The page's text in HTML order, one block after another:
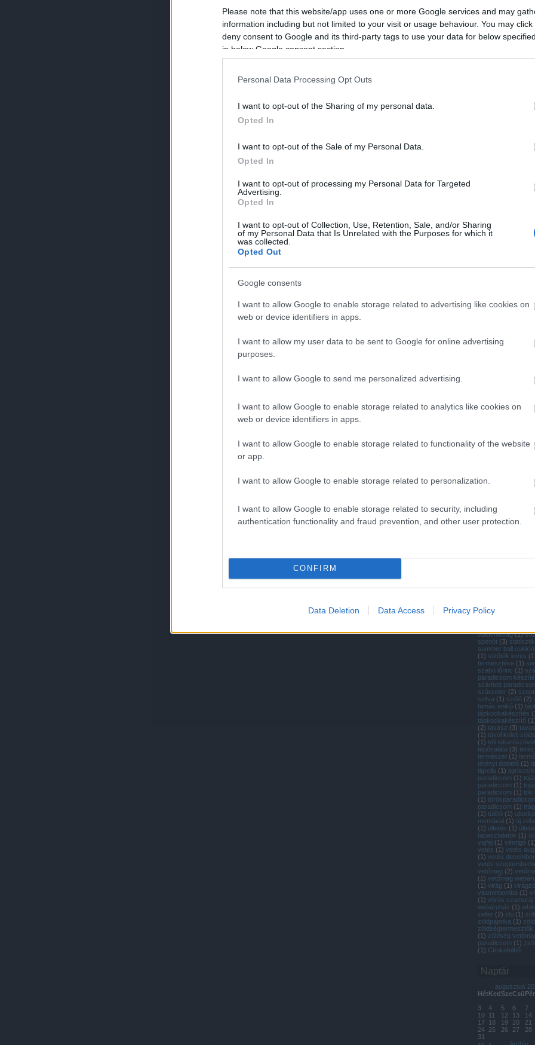
Please note that this website/app uses one or more Google services and may
information including but not limited to your visit or usage behaviour. You may
deny consent to Google and its third-party tags to use your data for below
in below Google consent section.
Personal Data Processing Opt Outs
I want to opt-out of the Sharing of my personal data.
Opted In
I want to opt-out of the Sale of my Personal Data.
Opted In
I want to opt-out of processing my Personal Data for Targeted
Advertising.
Opted In
I want to opt-out of Collection, Use, Retention, Sale, and/or Sharing
of my Personal Data that Is Unrelated with the Purposes for which it
was collected.
Opted Out
Google consents
I want to allow Google to enable storage related to advertising like cookies on
web or device identifiers in apps.
I want to allow my user data to be sent to Google for online advertising
purposes.
I want to allow Google to send me personalized advertising.
I want to allow Google to enable storage related to analytics like cookies on
web or device identifiers in apps.
I want to allow Google to enable storage related to functionality of the website
or app.
I want to allow Google to enable storage related to personalization.
I want to allow Google to enable storage related to security, including
authentication functionality and fraud prevention, and other user protection.
CONFIRM
Data Deletion Data Access Privacy Policy
krókusz (1) krumpli
(1 )
termesztése (1 )
mould (1 ) lelkes lajos
(1) madár (1)
medvehagyma a
1
(1) muroklégy
provance
munkálatok (1)
palántanevelés (2)
(1) paradicsom
paradicsom
paradicsom
petúnia (2) petúnia
petúnia nevelés
polikarbonát
)
üvegház (1) póré ( 1
(
rebarbara
rebarbara recept
1)
red
répalégy
répa
(1) retek retek
retek termesztése
ültetése (1) rewena
paradicsom
cukkínivirág (1)
spenót (3)
summer ball cukkíni
(1) sütőtők leves (1
termesztése (1)
szabó lőrinc (1)
paradicsom
szárított
szárzeller (2)
szilva (1) szőlő (2)
tamás enikő (1)
tápkockakészítés (
tápkockakészítő (1)
(2) tavasz (3)
(1) távol keleti
(1) téli takarószövet
tépősaláta (3) teréz
természet (1)
tétényi áttelelő (1)
tigrella (1)
paradicsom (1)
paradicsom (1)
paradicsom (1) tök
(1)
paradicsom (1)
(1) túlélő (1) uborka
mentával (1) új
(1) ültetés (1)
tapasztalatok (1)
vajfej (1) vénrigó (1)
vetés (1) vetés
(1) vetés
vetés
vetőmag (2)
(1) vetőmag
(1) virág (1)
vitaminbomba (1)
(1) vörös szamuráj
webáruház (1)
zeller (2) zki (1)
zöldpaprika (1)
(1) zöldség
paradicsom (1)
(1) Címkefelhő
Naptár
augusztus
HétKedSzeCsü
3
4 5 6 7
10
11 12 13 14
17
18 19 20 21
24
25 26 27 28
31